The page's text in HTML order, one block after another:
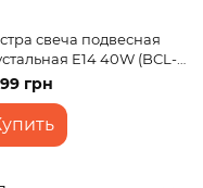
свеча подвесная
E14 40W (BCL-
6) грн